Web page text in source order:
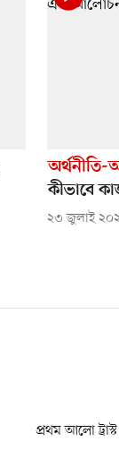
অর্থনীতি-
কীভাবে
২৩ জুলাই
প্রথম আলো ট্রাস্ট